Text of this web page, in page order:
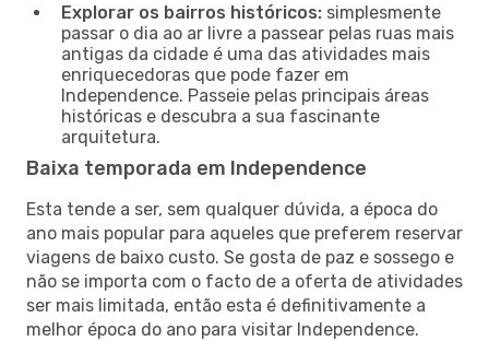
Explorar os bairros históricos: simplesmente
passar o dia ao ar livre a passear pelas ruas mais
antigas da cidade é uma das atividades mais
enriquecedoras que pode fazer em
Independence. Passeie pelas principais áreas
históricas e descubra a sua fascinante
arquitetura.
Baixa temporada em Independence
Esta tende a ser, sem qualquer dúvida, a época do
ano mais popular para aqueles que preferem reservar
viagens de baixo custo. Se gosta de paz e sossego e
não se importa com o facto de a oferta de atividades
ser mais limitada, então esta é definitivamente a
melhor época do ano para visitar Independence.